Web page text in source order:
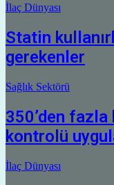
İlaç Dünyası
Statin
gerekenler
Sağlık Sektörü
350’den fazla
kontrolü
İlaç Dünyası